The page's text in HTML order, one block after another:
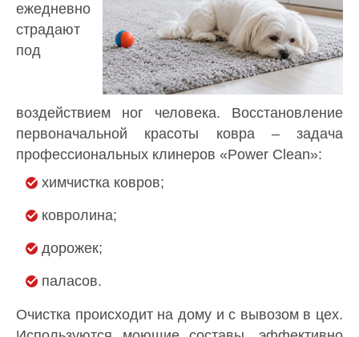
ежедневно
страдают
под
воздействием ног человека. Восстановление
первоначальной красоты ковра – задача
профессиональных клинеров «Power Clean»:
химчистка ковров;
ковролина;
дорожек;
паласов.
Очистка происходит на дому и с вывозом в цех.